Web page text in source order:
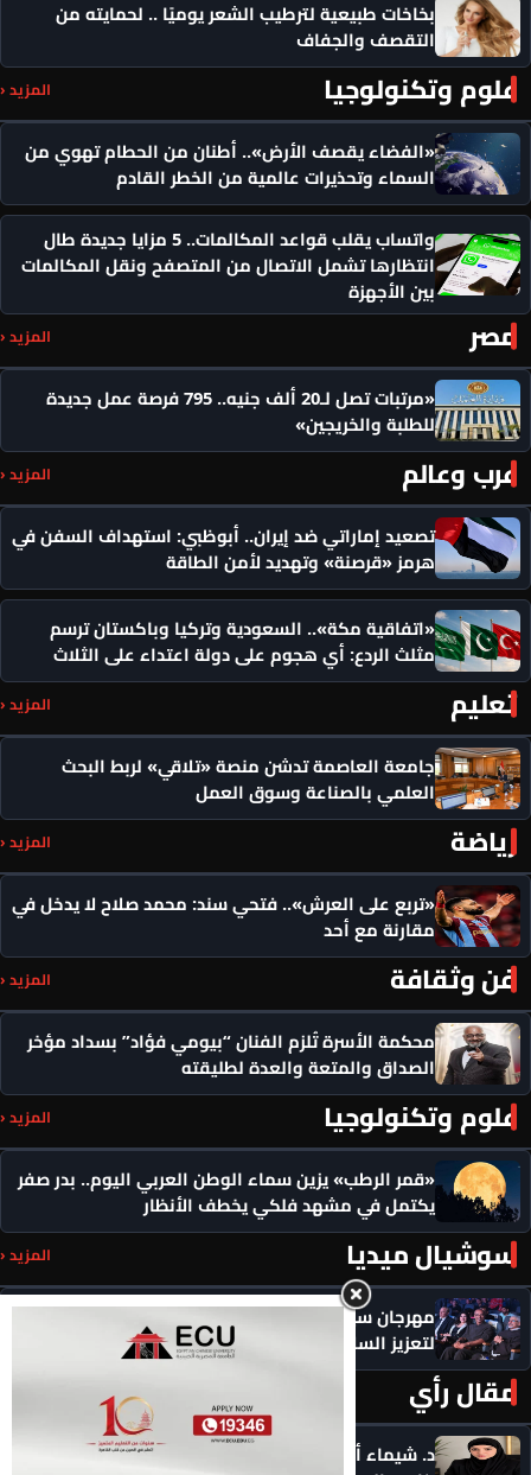
بخاخات طبيعية لترطيب الشعر يوميًا .. لحمايته من
التقصف والجفاف
علوم وتكنولوجيا المزيد ‹
«الفضاء يقصف الأرض».. أطنان من الحطام تهوي من
السماء وتحذيرات عالمية من الخطر القادم
واتساب يقلب قواعد المكالمات.. 5 مزايا جديدة طال
انتظارها تشمل الاتصال من المتصفح ونقل المكالمات
بين الأجهزة
مصر المزيد ‹
«مرتبات تصل لـ20 ألف جنيه.. 795 فرصة عمل جديدة
للطلبة والخريجين»
عرب وعالم المزيد ‹
تصعيد إماراتي ضد إيران.. أبوظبي: استهداف السفن في
هرمز «قرصنة» وتهديد لأمن الطاقة
«اتفاقية مكة».. السعودية وتركيا وباكستان ترسم
مثلث الردع: أي هجوم على دولة اعتداء على الثلاث
تعليم المزيد ‹
جامعة العاصمة تدشن منصة «تلاقي» لربط البحث
العلمي بالصناعة وسوق العمل
رياضة المزيد ‹
«تربع على العرش».. فتحي سند: محمد صلاح لا يدخل في
مقارنة مع أحد
فن وثقافة المزيد ‹
محكمة الأسرة تُلزم الفنان “بيومي فؤاد” بسداد مؤخر
الصداق والمتعة والعدة لطليقته
علوم وتكنولوجيا المزيد ‹
«قمر الرطب» يزين سماء الوطن العربي اليوم.. بدر صفر
يكتمل في مشهد فلكي يخطف الأنظار
سوشيال ميديا المزيد ‹
مهرجان سيمفوني للفنون يكرم رموزاً مؤثرة ويدعو
لتعزيز السلام
مقال رأي
د. شيماء أحمدين تكتب .. حين يصبح الذكاء الاصطناعي